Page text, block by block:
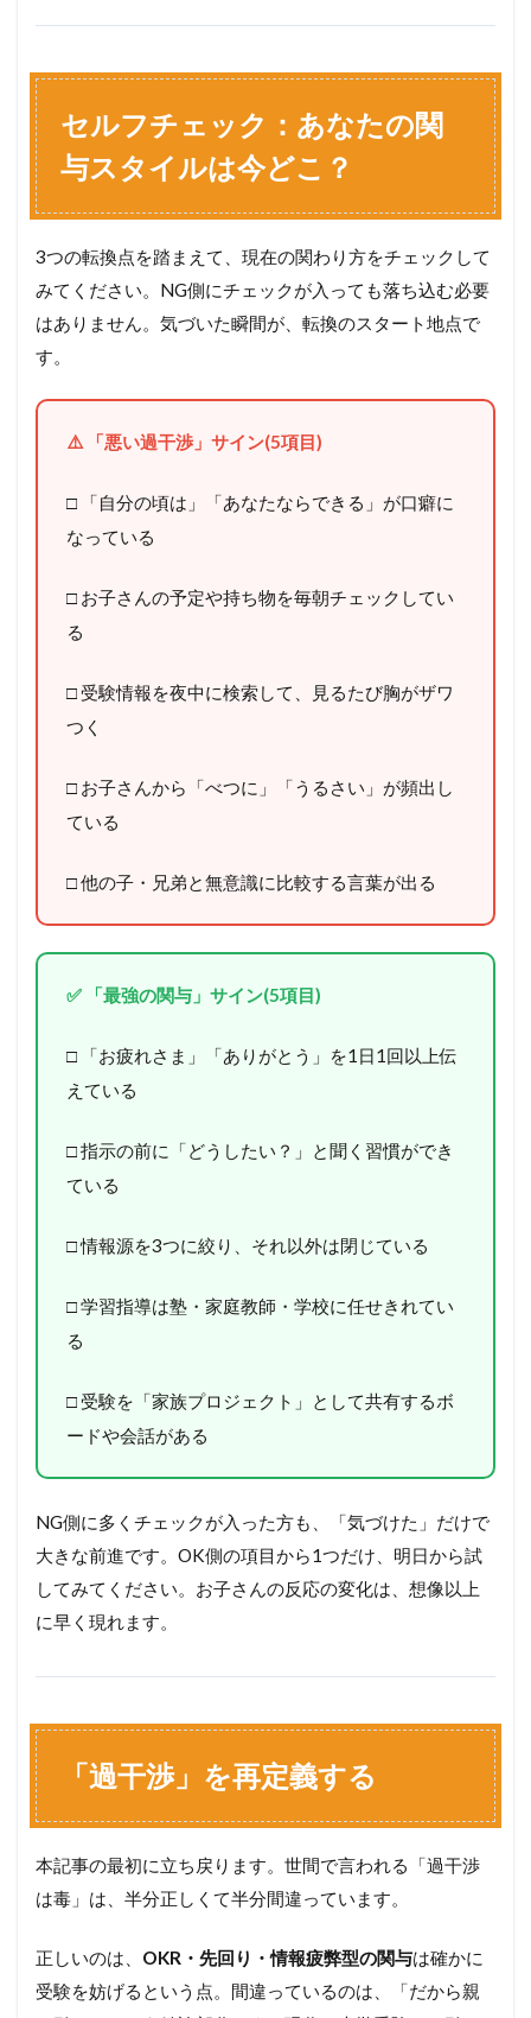
セルフチェック：あなたの関
与スタイルは今どこ？
3つの転換点を踏まえて、現在の関わり方をチェックして
みてください。NG側にチェックが入っても落ち込む必要
はありません。気づいた瞬間が、転換のスタート地点で
す。
⚠️ 「悪い過干渉」サイン(5項目)
□ 「自分の頃は」「あなたならできる」が口癖に
なっている
□ お子さんの予定や持ち物を毎朝チェックしてい
る
□ 受験情報を夜中に検索して、見るたび胸がザワ
つく
□ お子さんから「べつに」「うるさい」が頻出し
ている
□ 他の子・兄弟と無意識に比較する言葉が出る
✅ 「最強の関与」サイン(5項目)
□ 「お疲れさま」「ありがとう」を1日1回以上伝
えている
□ 指示の前に「どうしたい？」と聞く習慣ができ
ている
□ 情報源を3つに絞り、それ以外は閉じている
□ 学習指導は塾・家庭教師・学校に任せきれてい
る
□ 受験を「家族プロジェクト」として共有するボ
ードや会話がある
NG側に多くチェックが入った方も、「気づけた」だけで
大きな前進です。OK側の項目から1つだけ、明日から試
してみてください。お子さんの反応の変化は、想像以上
に早く現れます。
「過干渉」を再定義する
本記事の最初に立ち戻ります。世間で言われる「過干渉
は毒」は、半分正しくて半分間違っています。
正しいのは、 OKR・先回り・情報疲弊型の関与は確かに
受験を妨げるという点。間違っているのは、「だから親